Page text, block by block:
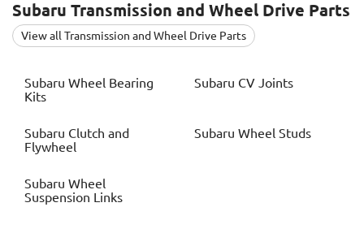
Subaru Transmission and Wheel Drive Parts
View all Transmission and Wheel Drive Parts
Subaru Wheel Bearing
Kits
Subaru CV Joints
Subaru Clutch and
Flywheel
Subaru Wheel Studs
Subaru Wheel
Suspension Links